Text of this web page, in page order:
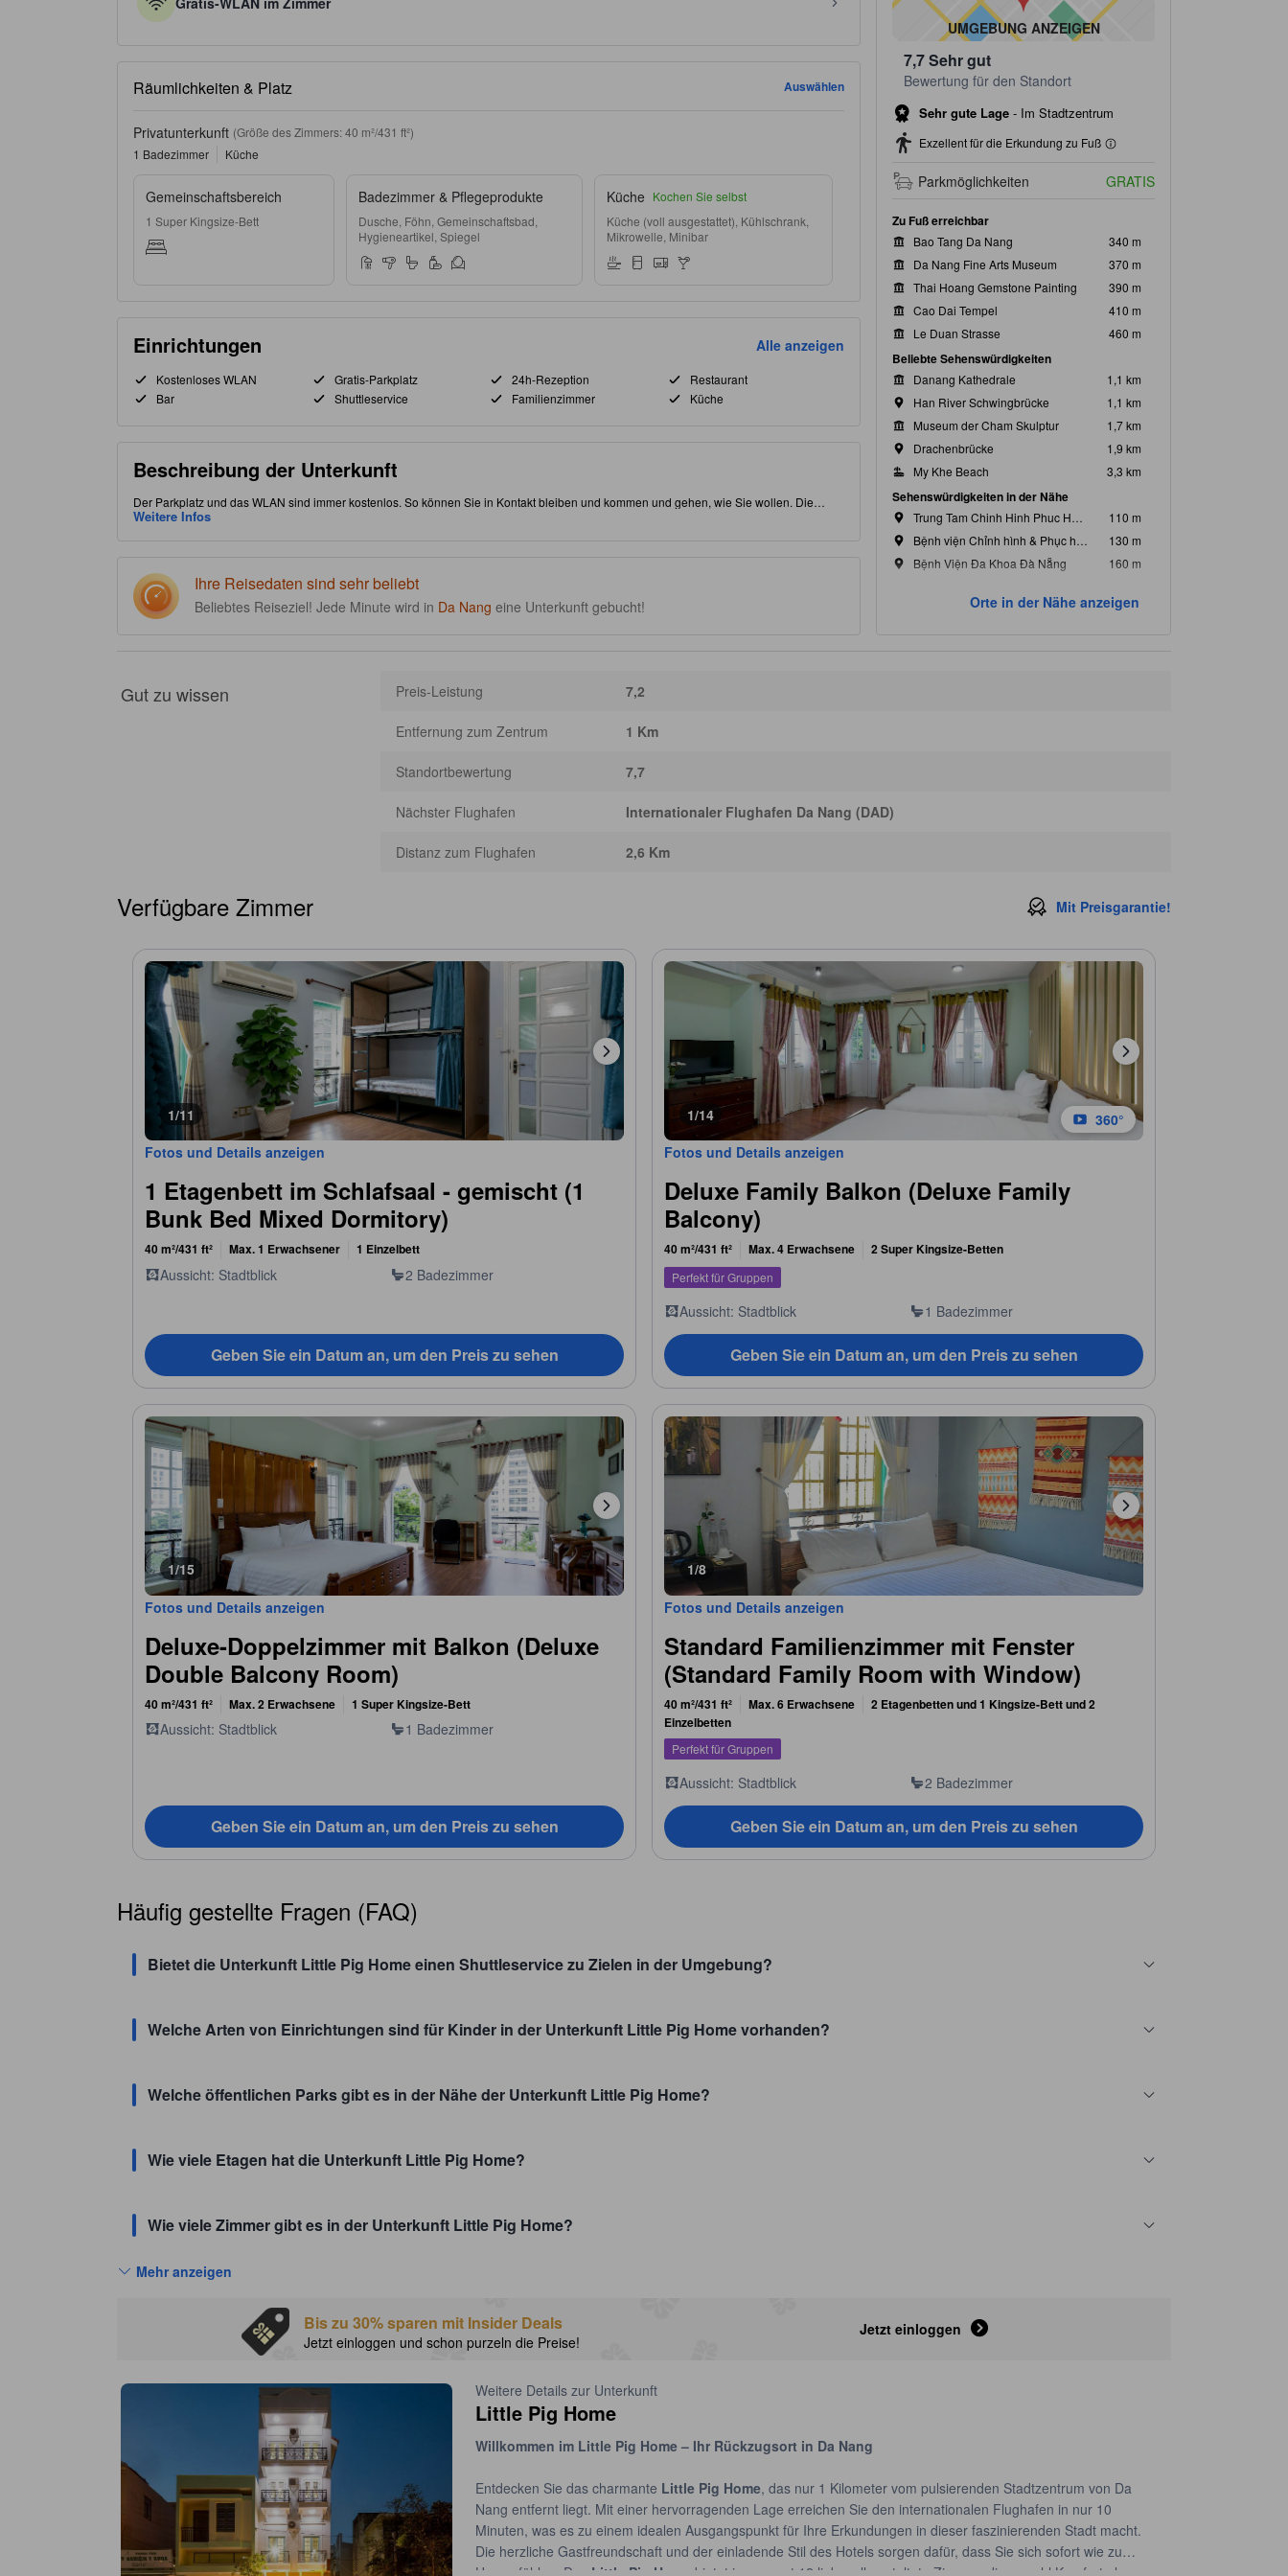
Räumlichkeiten & Platz Auswählen
Privatunterkunft (Größe des Zimmers: 40 m²/431 ft²)
1 Badezimmer
Küche
Gemeinschaftsbereich
1 Super Kingsize-Bett
Badezimmer & Pflegeprodukte
Dusche, Föhn, Gemeinschaftsbad,
Hygieneartikel, Spiegel
Küche Kochen Sie selbst
Küche (voll ausgestattet), Kühlschrank,
Mikrowelle, Minibar
Einrichtungen Alle anzeigen
Kostenloses WLAN Gratis-Parkplatz 24h-Rezeption
Restaurant
Bar
Shuttleservice Familienzimmer Küche
Beschreibung der Unterkunft
Der Parkplatz und das WLAN sind immer kostenlos. So können Sie in Kontakt bleiben und kommen und gehen, wie Sie wollen. Die
strategisch günstige Lage im Stadtteil "Hải Châu" erlaubt es Ihnen, alle Sehenswürdigkeiten bequem zu erreichen. Besuchen Sie auf
Weitere Infos
Ihre Reisedaten sind sehr beliebt
Beliebtes Reiseziel! Jede Minute wird in Da Nang eine Unterkunft gebucht!
UMGEBUNG ANZEIGEN
7,7Sehr gut
Bewertung für den Standort
Sehr gute Lage - Im Stadtzentrum
Exzellent für die Erkundung zu Fuß
Parkmöglichkeiten GRATIS
Zu Fuß erreichbar
Bao Tang Da Nang
340 m
Da Nang Fine Arts Museum
370 m
Thai Hoang Gemstone Painting
390 m
Cao Dai Tempel
410 m
Le Duan Strasse
460 m
Beliebte Sehenswürdigkeiten
Danang Kathedrale
1,1 km
Han River Schwingbrücke
1,1 km
Museum der Cham Skulptur
1,7 km
Drachenbrücke
1,9 km
My Khe Beach
3,3 km
Sehenswürdigkeiten in der Nähe
Trung Tam Chinh Hinh Phuc Hoi Chuc Nang Da Nang
110 m
Bệnh viện Chỉnh hình & Phục hồi Chức năng
130 m
Bệnh Viện Đa Khoa Đà Nẵng
160 m
Tram Y Te Phuong Thach Thang
260 m
Orte in der Nähe anzeigen
Gut zu wissen Preis-Leistung 7,2
Entfernung zum Zentrum 1 Km
Standortbewertung 7,7
Nächster Flughafen Internationaler Flughafen Da Nang (DAD)
Distanz zum Flughafen 2,6 Km
Verfügbare Zimmer Mit Preisgarantie!
1/11
Fotos und Details anzeigen
1 Etagenbett im Schlafsaal - gemischt (1
Bunk Bed Mixed Dormitory)
40 m²/431 ft² Max. 1 Erwachsener 1 Einzelbett
Aussicht: Stadtblick 2 Badezimmer
Geben Sie ein Datum an, um den Preis zu sehen
1/14
360°
Fotos und Details anzeigen
Deluxe Family Balkon (Deluxe Family
Balcony)
40 m²/431 ft² Max. 4 Erwachsene 2 Super Kingsize-Betten
Perfekt für Gruppen
Aussicht: Stadtblick 1 Badezimmer
Geben Sie ein Datum an, um den Preis zu sehen
1/15
Fotos und Details anzeigen
Deluxe-Doppelzimmer mit Balkon (Deluxe
Double Balcony Room)
40 m²/431 ft² Max. 2 Erwachsene 1 Super Kingsize-Bett
Aussicht: Stadtblick 1 Badezimmer
Geben Sie ein Datum an, um den Preis zu sehen
1/8
Fotos und Details anzeigen
Standard Familienzimmer mit Fenster
(Standard Family Room with Window)
40 m²/431 ft² Max. 6 Erwachsene
2 Etagenbetten und 1 Kingsize-Bett und 2
Einzelbetten
Perfekt für Gruppen
Aussicht: Stadtblick 2 Badezimmer
Geben Sie ein Datum an, um den Preis zu sehen
Häufig gestellte Fragen (FAQ)
Bietet die Unterkunft Little Pig Home einen Shuttleservice zu Zielen in der Umgebung?
Welche Arten von Einrichtungen sind für Kinder in der Unterkunft Little Pig Home vorhanden?
Welche öffentlichen Parks gibt es in der Nähe der Unterkunft Little Pig Home?
Wie viele Etagen hat die Unterkunft Little Pig Home?
Wie viele Zimmer gibt es in der Unterkunft Little Pig Home?
Mehr anzeigen
Bis zu 30% sparen mit Insider Deals
Jetzt einloggen und schon purzeln die Preise!
Jetzt einloggen
Weitere Details zur Unterkunft
Little Pig Home
Willkommen im Little Pig Home – Ihr Rückzugsort in Da Nang
Entdecken Sie das charmante Little Pig Home, das nur 1 Kilometer vom pulsierenden Stadtzentrum von Da
Nang entfernt liegt. Mit einer hervorragenden Lage erreichen Sie den internationalen Flughafen in nur 10
Minuten, was es zu einem idealen Ausgangspunkt für Ihre Erkundungen in dieser faszinierenden Stadt macht.
Die herzliche Gastfreundschaft und der einladende Stil des Hotels sorgen dafür, dass Sie sich sofort wie zu